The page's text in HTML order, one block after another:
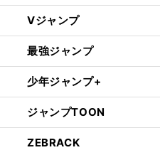
Vジャンプ
最強ジャンプ
少年ジャンプ+
ジャンプTOON
ZEBRACK